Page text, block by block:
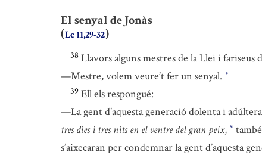
El senyal de Jonàs
(Lc 11,29-32)
38 Llavors alguns mestres de la Llei i fariseus
—Mestre, volem veure’t fer un senyal. *
39 Ell els respongué:
—La gent d’aquesta generació dolenta i adúltera
tres dies i tres nits en el ventre del gran peix, *
s’aixecaran per condemnar la gent d’aquesta